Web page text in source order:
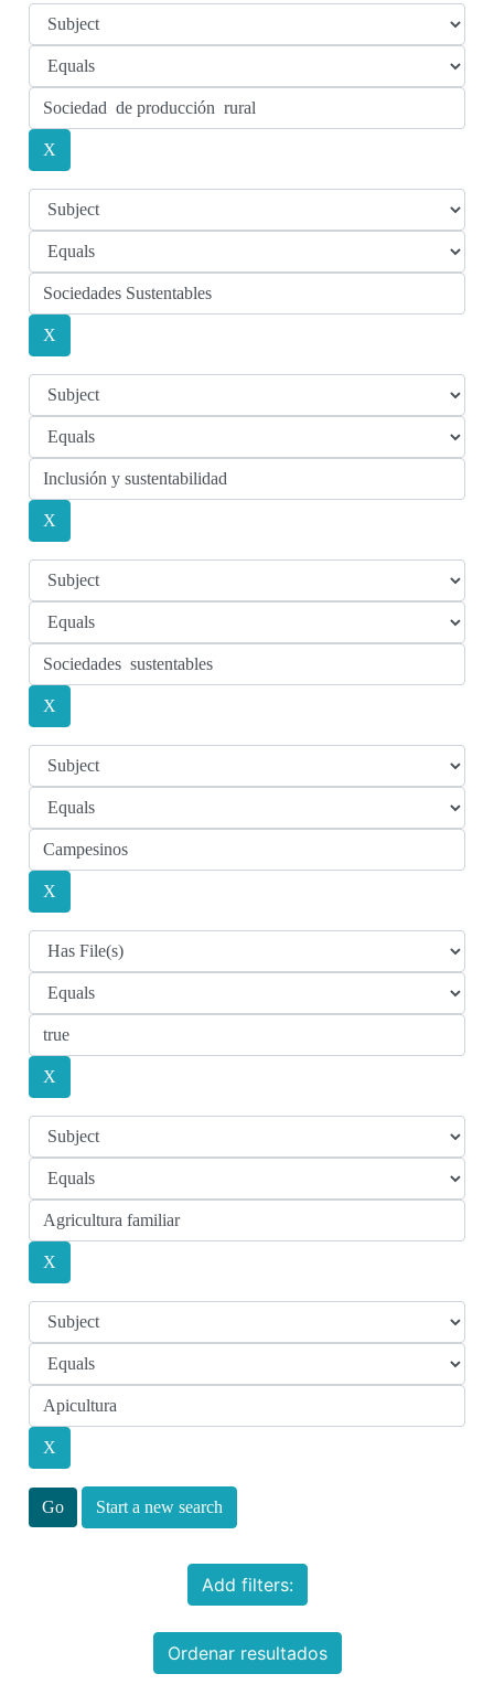
Start a new search
Add filters:
Ordenar resultados